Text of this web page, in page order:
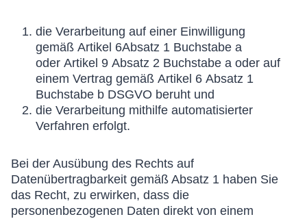
die Verarbeitung auf einer Einwilligung
gemäß Artikel 6Absatz 1 Buchstabe a
oder Artikel 9 Absatz 2 Buchstabe a oder auf
einem Vertrag gemäß Artikel 6 Absatz 1
Buchstabe b DSGVO beruht und
die Verarbeitung mithilfe automatisierter
Verfahren erfolgt.
Bei der Ausübung des Rechts auf
Datenübertragbarkeit gemäß Absatz 1 haben Sie
das Recht, zu erwirken, dass die
personenbezogenen Daten direkt von einem